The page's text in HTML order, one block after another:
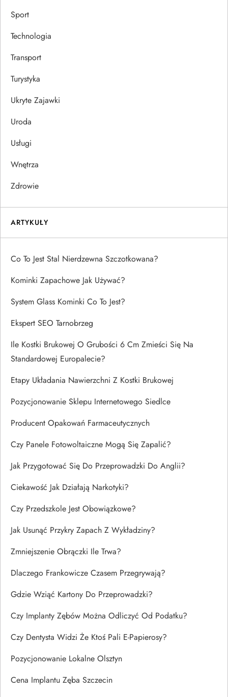
Sport
Technologia
Transport
Turystyka
Ukryte Zajawki
Uroda
Usługi
Wnętrza
Zdrowie
ARTYKUŁY
Co To Jest Stal Nierdzewna Szczotkowana?
Kominki Zapachowe Jak Używać?
System Glass Kominki Co To Jest?
Ekspert SEO Tarnobrzeg
Ile Kostki Brukowej O Grubości 6 Cm Zmieści Się Na
Standardowej Europalecie?
Etapy Układania Nawierzchni Z Kostki Brukowej
Pozycjonowanie Sklepu Internetowego Siedlce
Producent Opakowań Farmaceutycznych
Czy Panele Fotowoltaiczne Mogą Się Zapalić?
Jak Przygotować Się Do Przeprowadzki Do Anglii?
Ciekawość Jak Działają Narkotyki?
Czy Przedszkole Jest Obowiązkowe?
Jak Usunąć Przykry Zapach Z Wykładziny?
Zmniejszenie Obrączki Ile Trwa?
Dlaczego Frankowicze Czasem Przegrywają?
Gdzie Wziąć Kartony Do Przeprowadzki?
Czy Implanty Zębów Można Odliczyć Od Podatku?
Czy Dentysta Widzi Że Ktoś Pali E-Papierosy?
Pozycjonowanie Lokalne Olsztyn
Cena Implantu Zęba Szczecin